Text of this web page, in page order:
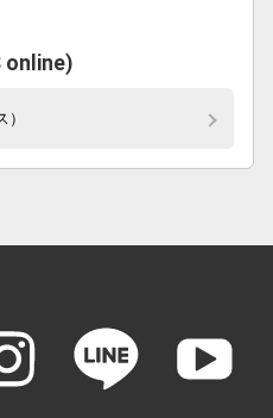
online)